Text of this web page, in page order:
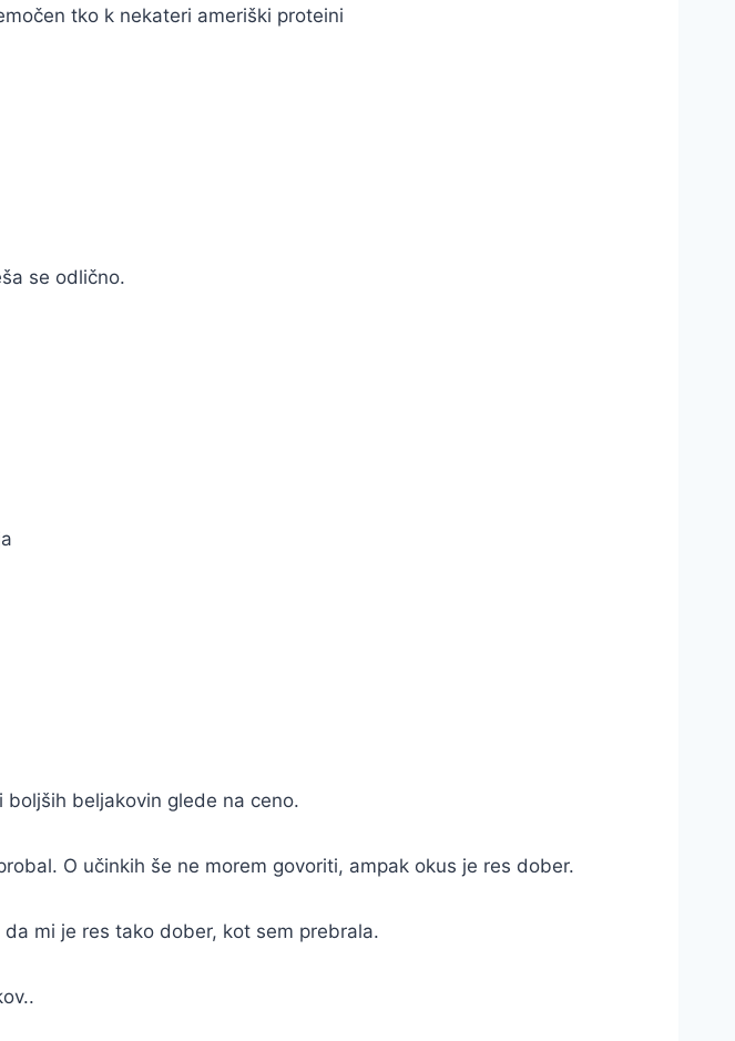
tko k nekateri ameriški proteini
se odlično.
beljakovin glede na ceno.
O učinkih še ne morem govoriti, ampak okus je res dober.
mi je res tako dober, kot sem prebrala.